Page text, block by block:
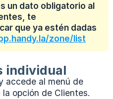
un dato obligatorio al
te
que ya estén dadas
zone/list
individual
accede al menú de
opción de Clientes.